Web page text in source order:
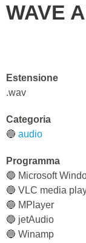
WAVE
Estensione
.wav
Categoria
🔵 audio
Programma
🔵 Microsoft
🔵 VLC media
🔵 MPlayer
🔵 jetAudio
🔵 Winamp